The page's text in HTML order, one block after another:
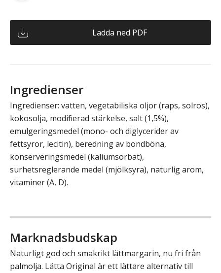
Ladda ned PDF
Ingredienser
Ingredienser: vatten, vegetabiliska oljor (raps, solros),
kokosolja, modifierad stärkelse, salt (1,5%),
emulgeringsmedel (mono- och diglycerider av
fettsyror, lecitin), beredning av bondböna,
konserveringsmedel (kaliumsorbat),
surhetsreglerande medel (mjölksyra), naturlig arom,
vitaminer (A, D).
Marknadsbudskap
Naturligt god och smakrikt lättmargarin, nu fri från
palmolja. Lätta Original är ett lättare alternativ till